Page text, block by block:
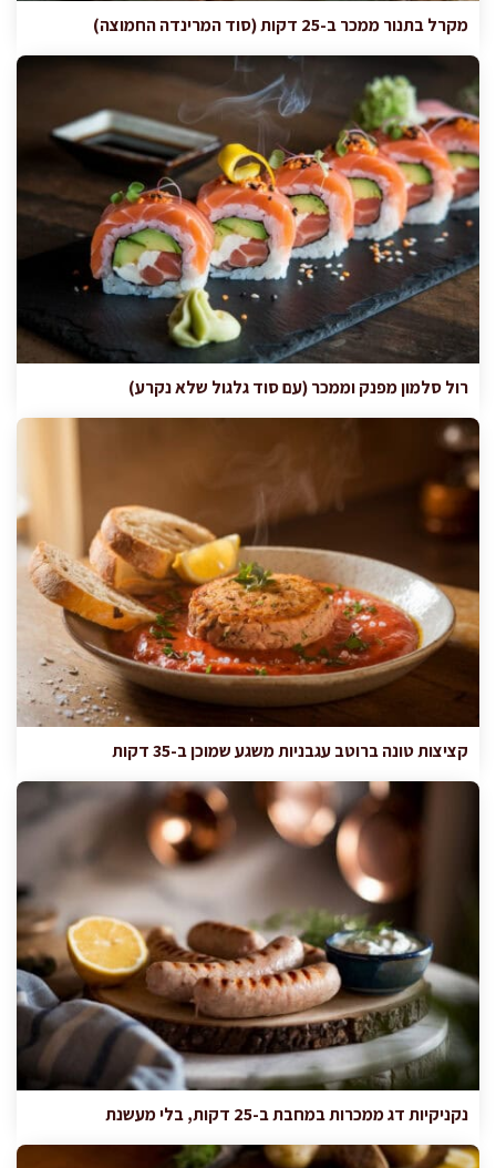
מקרל בתנור ממכר ב-25 דקות (סוד המרינדה החמוצה)
רול סלמון מפנק וממכר (עם סוד גלגול שלא נקרע)
קציצות טונה ברוטב עגבניות משגע שמוכן ב-35 דקות
נקניקיות דג ממכרות במחבת ב-25 דקות, בלי מעשנת